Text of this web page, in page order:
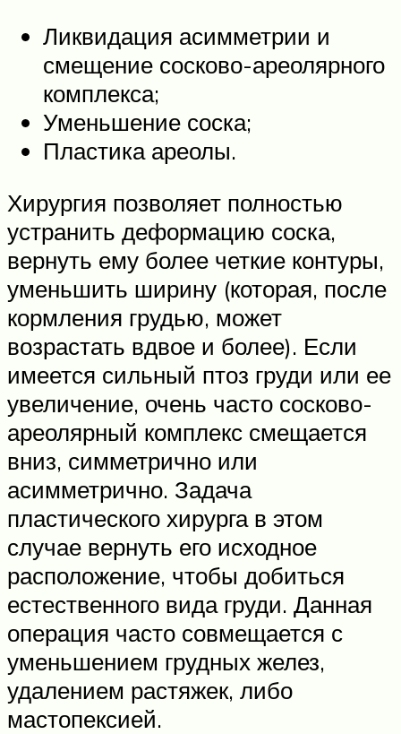
Ликвидация асимметрии и
смещение сосково-ареолярного
комплекса;
Уменьшение соска;
Пластика ареолы.
Хирургия позволяет полностью
устранить деформацию соска,
вернуть ему более четкие контуры,
уменьшить ширину (которая, после
кормления грудью, может
возрастать вдвое и более). Если
имеется сильный птоз груди или ее
увеличение, очень часто сосково-
ареолярный комплекс смещается
вниз, симметрично или
асимметрично. Задача
пластического хирурга в этом
случае вернуть его исходное
расположение, чтобы добиться
естественного вида груди. Данная
операция часто совмещается с
уменьшением грудных желез,
удалением растяжек, либо
мастопексией.